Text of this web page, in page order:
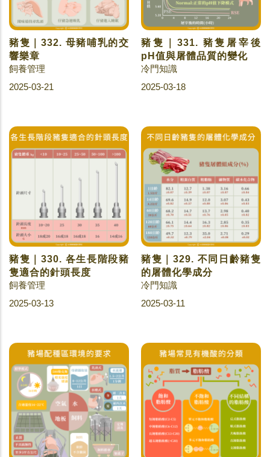
豬隻｜332. 母豬哺乳的交
響樂章
飼養管理
2025-03-21
豬隻｜331. 豬隻屠宰後
pH值與屠體品質的變化
冷門知識
2025-03-18
豬隻｜330. 各生長階段豬
隻適合的針頭長度
飼養管理
2025-03-13
豬隻｜329. 不同日齡豬隻
的屠體化學成分
冷門知識
2025-03-11